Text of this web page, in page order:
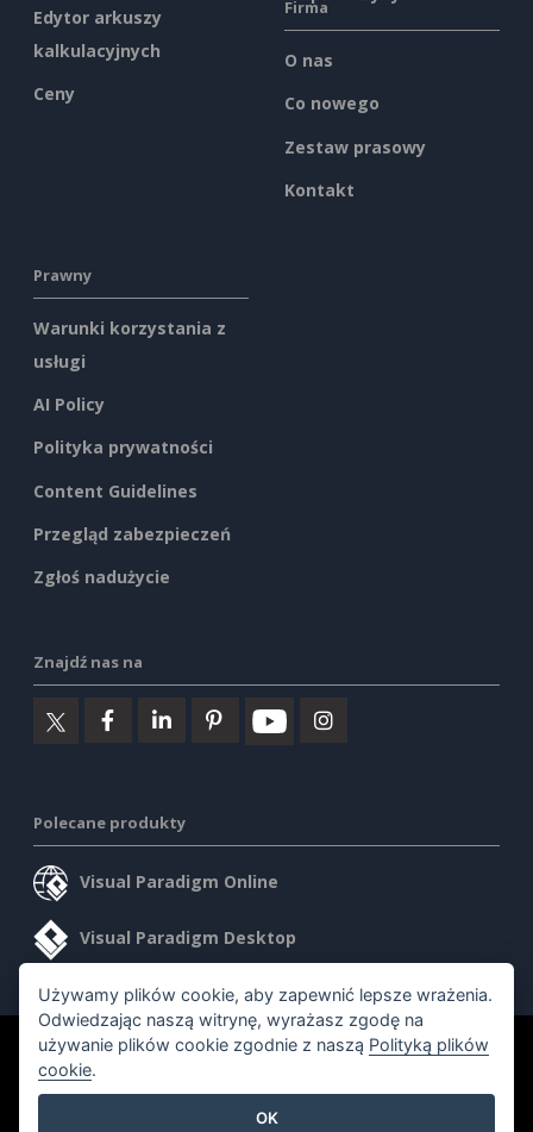
Edytor arkuszy
kalkulacyjnych
Ceny
Firma
O nas
Co nowego
Zestaw prasowy
Kontakt
Prawny
Warunki korzystania z
usługi
AI Policy
Polityka prywatności
Content Guidelines
Przegląd zabezpieczeń
Zgłoś nadużycie
Znajdź nas na
Polecane produkty
Visual Paradigm Online
Visual Paradigm Desktop
©2026 by Visual Paradigm. Wszelkie prawa zastrzeżone.
Używamy plików cookie, aby zapewnić lepsze wrażenia.
Odwiedzając naszą witrynę, wyrażasz zgodę na
używanie plików cookie zgodnie z naszą Polityką plików
cookie.
OK